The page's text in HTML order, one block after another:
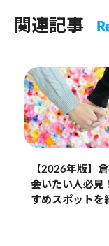
関連記事
【2026年版】
会いたい人必見
すめスポットを